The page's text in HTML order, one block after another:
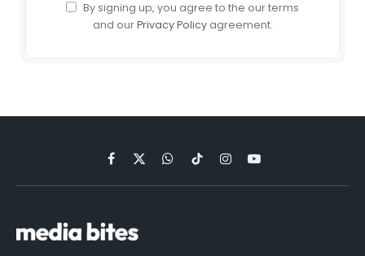
By signing up, you agree to the our terms
and ourPrivacy Policyagreement.
Facebook
X
(Twitter)
WhatsApp
TikTokInstagramYouTube